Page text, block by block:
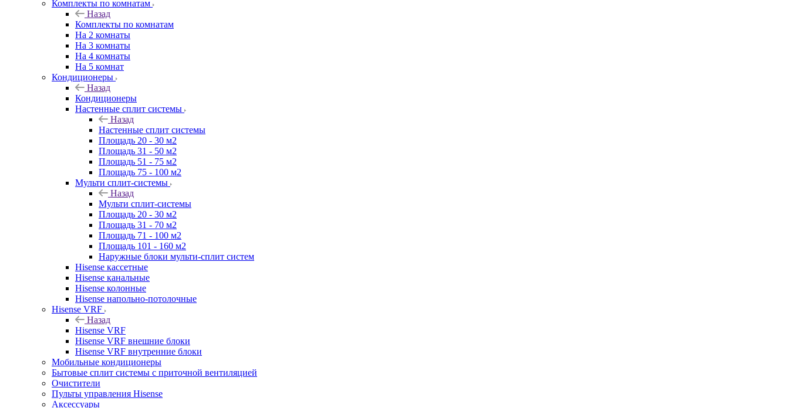
Комплекты по комнатам
Назад
Комплекты по комнатам
На 2 комнаты
На 3 комнаты
На 4 комнаты
На 5 комнат
Кондиционеры
Назад
Кондиционеры
Настенные сплит системы
Назад
Настенные сплит системы
Площадь 20 - 30 м2
Площадь 31 - 50 м2
Площадь 51 - 75 м2
Площадь 75 - 100 м2
Мульти сплит-системы
Назад
Мульти сплит-системы
Площадь 20 - 30 м2
Площадь 31 - 70 м2
Площадь 71 - 100 м2
Площадь 101 - 160 м2
Наружные блоки мульти-сплит систем
Hisense кассетные
Hisense канальные
Hisense колонные
Hisense напольно-потолочные
Hisense VRF
Назад
Hisense VRF
Hisense VRF внешние блоки
Hisense VRF внутренние блоки
Мобильные кондиционеры
Бытовые сплит системы с приточной вентиляцией
Очистители
Пульты управления Hisense
Аксессуары